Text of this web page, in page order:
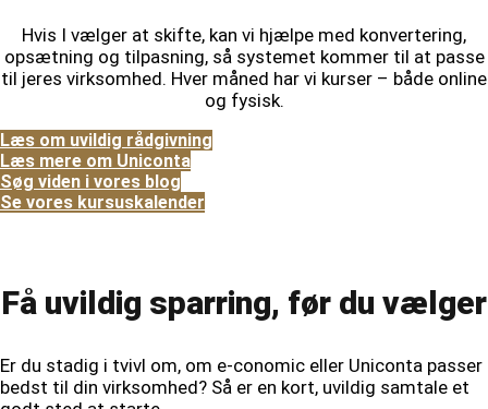
Hvis I vælger at skifte, kan vi hjælpe med konvertering,
opsætning og tilpasning, så systemet kommer til at passe
til jeres virksomhed. Hver måned har vi kurser – både online
og fysisk.
Læs om uvildig rådgivning
Læs mere om Uniconta
Søg viden i vores blog
Se vores kursuskalender
Få uvildig sparring, før du vælger
Er du stadig i tvivl om, om e-conomic eller Uniconta passer
bedst til din virksomhed? Så er en kort, uvildig samtale et